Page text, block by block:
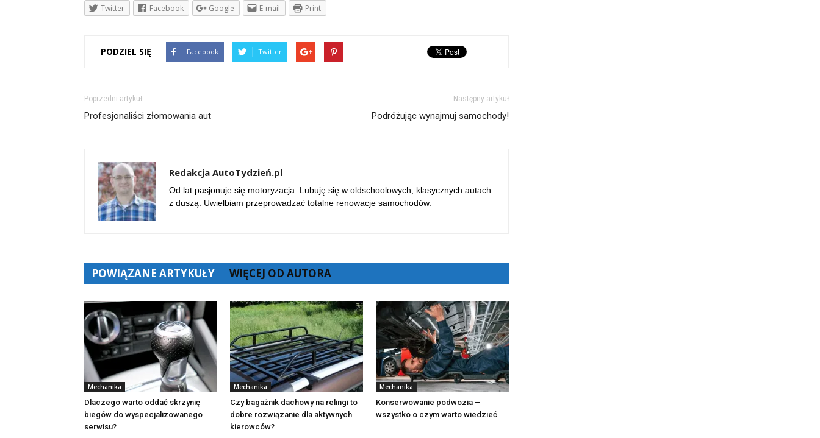
Twitter Facebook Google E-mail Print
PODZIEL SIĘ Facebook Twitter
Poprzedni artykuł
Profesjonaliści złomowania aut
Następny artykuł
Podróżując wynajmuj samochody!
Redakcja AutoTydzień.pl
Od lat pasjonuje się motoryzacja. Lubuję się w oldschoolowych, klasycznych autach
z duszą. Uwielbiam przeprowadzać totalne renowacje samochodów.
POWIĄZANE ARTYKUŁY WIĘCEJ OD AUTORA
Mechanika
Dlaczego warto oddać skrzynię
biegów do wyspecjalizowanego
serwisu?
Mechanika
Czy bagażnik dachowy na relingi to
dobre rozwiązanie dla aktywnych
kierowców?
Mechanika
Konserwowanie podwozia –
wszystko o czym warto wiedzieć